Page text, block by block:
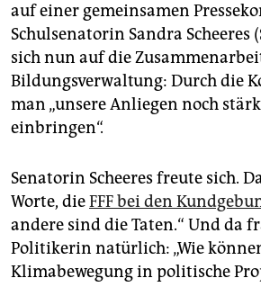
auf einer gemeinsamen
Schulsenatorin Sandra Scheeres
sich nun auf die
Bildungsverwaltung: Durch die
man „unsere Anliegen noch
einbringen“.
Senatorin Scheeres freute sich.
Worte, dieFFF bei den
andere sind die Taten.“ Und da
Politikerin natürlich: „Wie
Klimabewegung in politische